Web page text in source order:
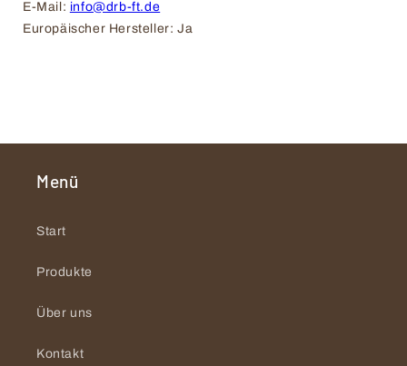
E-Mail: info@drb-ft.de
Europäischer Hersteller: Ja
Menü
Start
Produkte
Über uns
Kontakt